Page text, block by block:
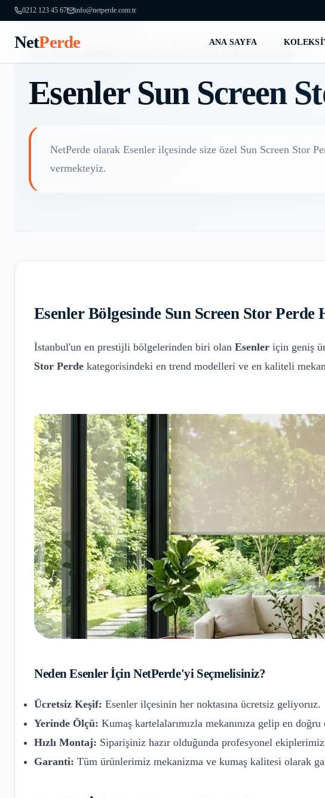
0212 123 45 67 info@netperde.com.tr
NetPerde ANA SAYFA
Esenler Sun Screen
NetPerde olarak Esenler ilçesinde size özel Sun Screen Stor
vermekteyiz.
EsenlerBölgesinde Sun Screen Stor Perde
İstanbul'un en prestijli bölgelerinden biri olan Esenler için geniş
Stor Perde kategorisindeki en trend modelleri ve en kaliteli
NedenEsenlerİçin NetPerde'yi Seçmelisiniz?
Ücretsiz Keşif: Esenler ilçesinin her noktasına ücretsiz geliyoruz.
Yerinde Ölçü: Kumaş kartelalarımızla mekanınıza gelip en
Hızlı Montaj: Siparişiniz hazır olduğunda profesyonel
Garanti: Tüm ürünlerimiz mekanizma ve kumaş kalitesi olarak